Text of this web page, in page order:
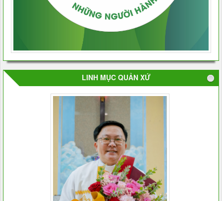
LINH MỤC QUẢN XỨ